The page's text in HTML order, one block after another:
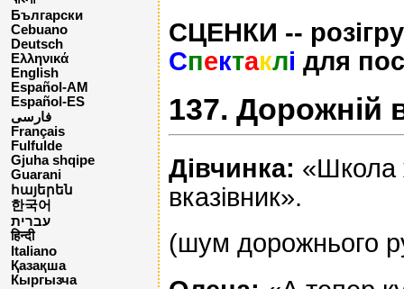
Български
Cebuano
Deutsch
Ελληνικά
English
Español-AM
Español-ES
فارسی
Français
Fulfulde
Gjuha shqipe
Guarani
հայերեն
한국어
עברית
हिन्दी
Italiano
Қазақша
Кыргызча
СЦЕНКИ --
Спектаклі для
137. Дорожній
Дівчинка: «Школа
вказівник».
(шум дорожнього